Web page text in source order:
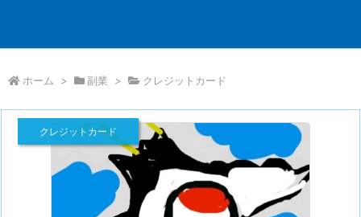
ホーム > 副業 > クレジットカード
クレジットカード